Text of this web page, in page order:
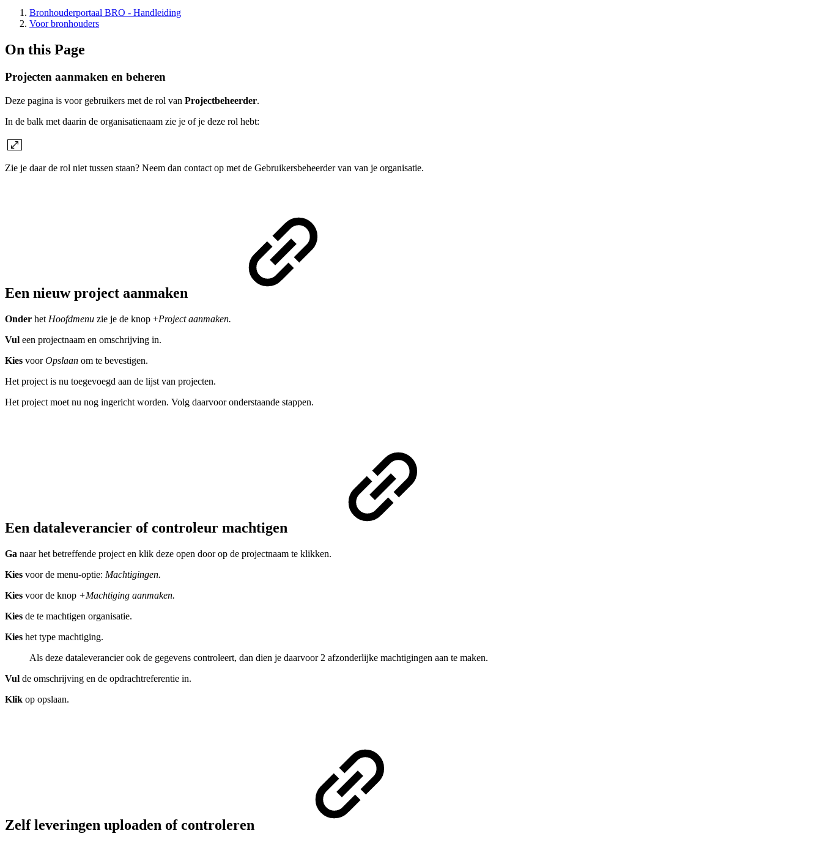
Bronhouderportaal BRO - Handleiding
Voor bronhouders
On this Page
Projecten aanmaken en beheren
Deze pagina is voor gebruikers met de rol van Projectbeheerder.
In de balk met daarin de organisatienaam zie je of je deze rol hebt:
Zie je daar de rol niet tussen staan? Neem dan contact op met de Gebruikersbeheerder van van je organisatie.
Een nieuw project aanmaken
Onder het Hoofdmenu zie je de knop +Project aanmaken.
Vul een projectnaam en omschrijving in.
Kies voorOpslaan om te bevestigen.
Het project is nu toegevoegd aan de lijst van projecten.
Het project moet nu nog ingericht worden. Volg daarvoor onderstaande stappen.
Een dataleverancier of controleur machtigen
Ga naar het betreffende project en klik deze open door op de projectnaam te klikken.
Kies voor de menu-optie: Machtigingen.
Kies voor de knop +Machtiging aanmaken.
Kies de te machtigen organisatie.
Kies het type machtiging.
Als deze dataleverancier ook de gegevens controleert, dan dien je daarvoor 2 afzonderlijke machtigingen aan te maken.
Vul de omschrijving en de opdrachtreferentie in.
Klik op opslaan.
Zelf leveringen uploaden of controleren